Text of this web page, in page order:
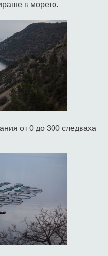
в морето.
от 0 до 300 следваха